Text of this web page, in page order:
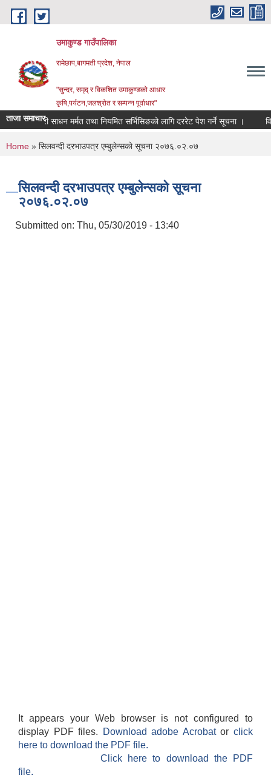
Skip to main content
उमाकुण्ड गाउँपालिका
रामेछाप,बागमती प्रदेश, नेपाल
"सुन्दर, समृद् र विकशित उमाकुण्डको आधार
कृषि,पर्यटन,जलश्रोत र सम्पन्न पूर्वाधार"
ताजा समाचार
सवारी साधन मर्मत तथा नियमित सर्भिसिङको लागि दररेट पेश गर्ने सूचना । विवरण
You are here
Home » सिलवन्दी दरभाउपत्र एम्बुलेन्सको सूचना २०७६.०२‍.०७
सिलवन्दी दरभाउपत्र एम्बुलेन्सको सूचना
२०७६.०२‍.०७
Submitted on: Thu, 05/30/2019 - 13:40
It appears your Web browser is not configured to
display PDF files.
Download adobe Acrobatorclick
here to download the PDF file.
Click here to download the PDF
file.